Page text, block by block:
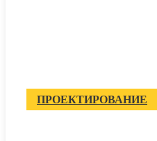
ПРОЕКТИРОВАНИЕ